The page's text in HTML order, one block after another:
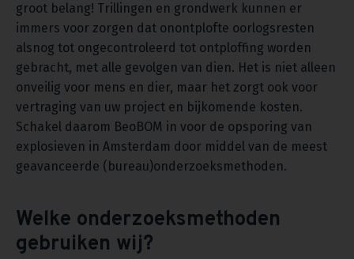
groot belang! Trillingen en grondwerk kunnen er
immers voor zorgen dat onontplofte oorlogsresten
alsnog tot ongecontroleerd tot ontploffing worden
gebracht, met alle gevolgen van dien. Het is niet alleen
onveilig voor mens en dier, maar het zorgt ook voor
vertraging van uw project en bijkomende kosten.
Schakel daarom BeoBOM in voor de opsporing van
explosieven in Amsterdam door middel van de meest
geavanceerde (bureau)onderzoeksmethoden.
Welke onderzoeksmethoden
gebruiken wij?